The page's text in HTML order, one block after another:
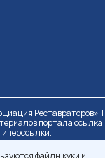
файлы куки и
портала
данных